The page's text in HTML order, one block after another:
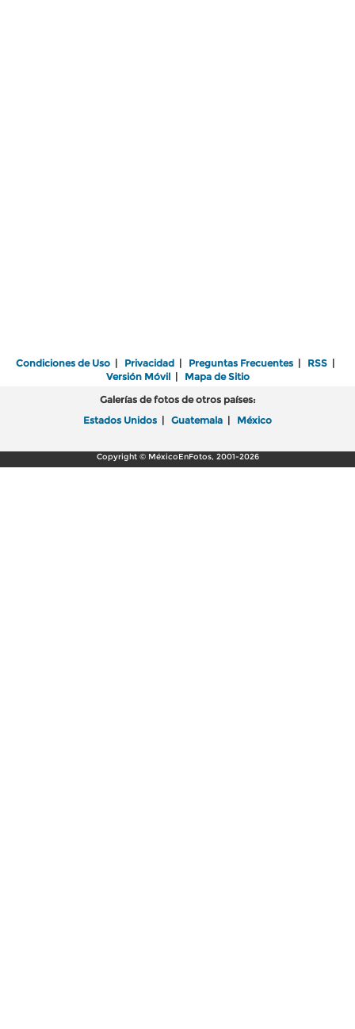
Condiciones de Uso | Privacidad | Preguntas Frecuentes | RSS |
Versión Móvil| Mapa de Sitio
Galerías de fotos de otros países:
Estados Unidos | Guatemala | México
Copyright © MéxicoEnFotos, 2001-2026